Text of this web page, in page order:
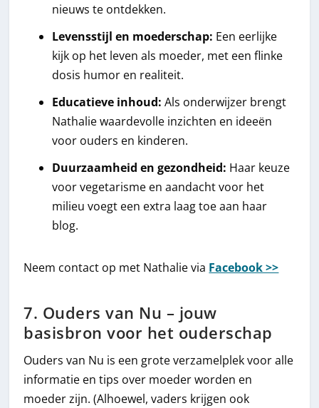
nieuws te ontdekken.
Levensstijl en moederschap: Een eerlijke
kijk op het leven als moeder, met een flinke
dosis humor en realiteit.
Educatieve inhoud: Als onderwijzer brengt
Nathalie waardevolle inzichten en ideeën
voor ouders en kinderen.
Duurzaamheid en gezondheid: Haar keuze
voor vegetarisme en aandacht voor het
milieu voegt een extra laag toe aan haar
blog.
Neem contact op met Nathalie via Facebook >>
7. Ouders van Nu – jouw
basisbron voor het ouderschap
Ouders van Nu is een grote verzamelplek voor alle
informatie en tips over moeder worden en
moeder zijn. (Alhoewel, vaders krijgen ook